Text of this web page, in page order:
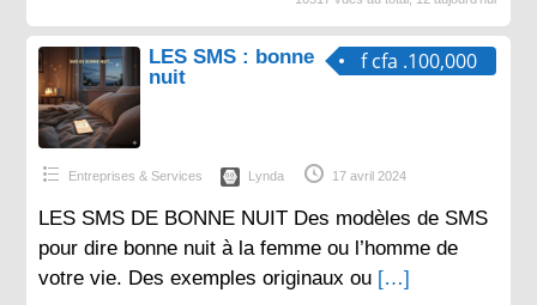
f cfa .100,000
LES SMS : bonne
nuit
Entreprises & Services Lynda 17 avril 2024
LES SMS DE BONNE NUIT Des modèles de SMS
pour dire bonne nuit à la femme ou l’homme de
votre vie. Des exemples originaux ou […]